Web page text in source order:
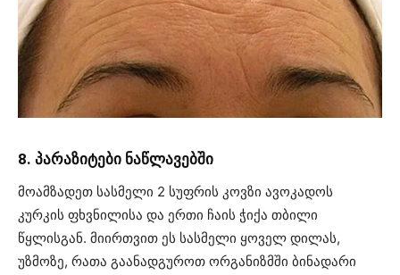
8. პარაზიტები ნაწლავებში
მოამზადეთ სასმელი 2 სუფრის კოვზი ავოკადოს
კურკის ფხვნილისა და ერთი ჩაის ჭიქა თბილი
წყლისგან. მიირთვით ეს სასმელი ყოველ დილას,
უზმოზე, რათა გაანადგუროთ ორგანიზმში ბინადარი